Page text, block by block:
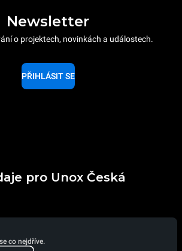
Newsletter
o projektech, novinkách a událostech.
PŘIHLÁSIT SE
pro Unox Česká
co nejdříve.